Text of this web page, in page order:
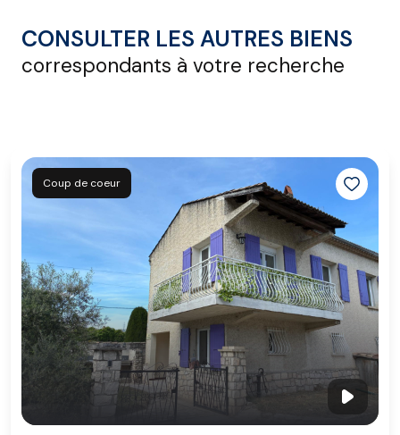
CONSULTER LES AUTRES BIENS
correspondants à votre recherche
Coup de coeur